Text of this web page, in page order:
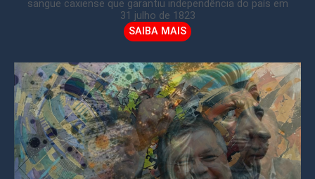
sangue caxiense que garantiu independência do país em
31 julho de 1823
SAIBA MAIS